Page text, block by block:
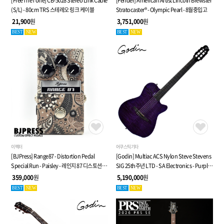
(S/L) - 80cm TRS 스테레오 링크 케이블
21,900원
BEST NEW
Stratocaster® - Olympic Pearl - 8월중입고
3,751,000원
BEST NEW
이펙터
[BJPress] Range87 - Distortion Pedal
Special Run - Paisley - 레인지 87 디스토션
페달
359,000원
BEST NEW
어쿠스틱기타
[Godin] Multiac ACS Nylon Steve Stevens
SIG 25th주년 LTD - SA Electronics - Purple -
전자 클래식 기타 (053940)
5,190,000원
BEST NEW